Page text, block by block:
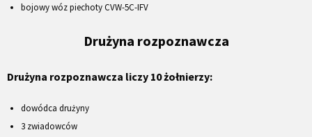
bojowy wóz piechoty CVW-5C-IFV
Drużyna rozpoznawcza
Drużyna rozpoznawcza liczy 10 żołnierzy:
dowódca drużyny
3 zwiadowców